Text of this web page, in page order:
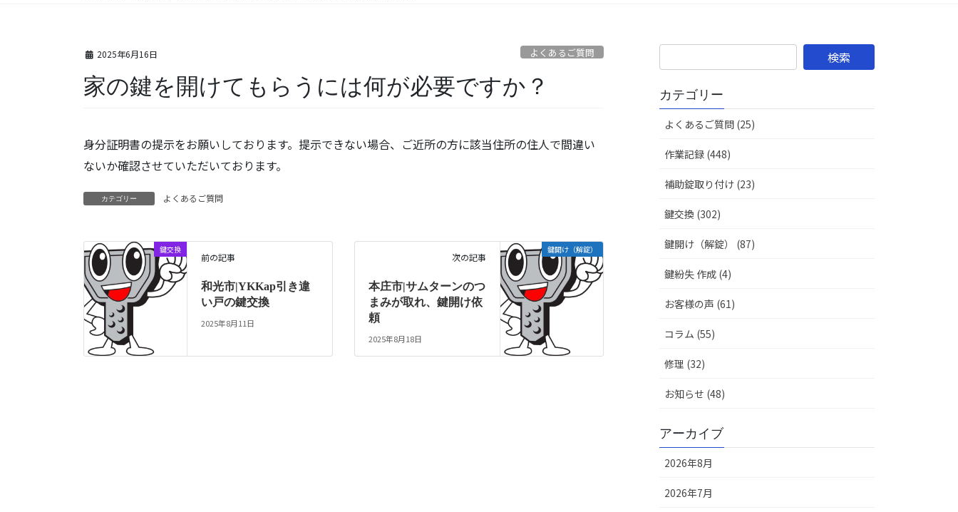
2025年6月16日 よくあるご質問
家の鍵を開けてもらうには何が必要ですか？
身分証明書の提示をお願いしております。提示できない場合、ご近所の方に該当住所の住人で間違い
ないか確認させていただいております。
カテゴリー よくあるご質問
鍵交換
前の記事
和光市|YKKap引き違
い戸の鍵交換
2025年8月11日
鍵開け（解錠）
次の記事
本庄市|サムターンのつ
まみが取れ、鍵開け依
頼
2025年8月18日
カテゴリー
よくあるご質問 (25)
作業記録 (448)
補助錠取り付け (23)
鍵交換 (302)
鍵開け（解錠） (87)
鍵紛失 作成 (4)
お客様の声 (61)
コラム (55)
修理 (32)
お知らせ (48)
アーカイブ
2026年8月
2026年7月